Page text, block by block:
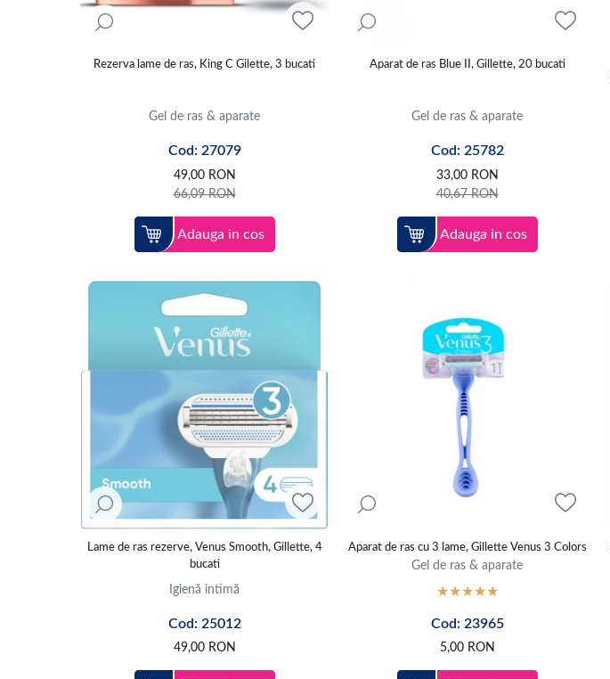
Rezerva lame de ras, King C Gilette, 3 bucati
Gel de ras & aparate
Cod: 27079
49,00 RON
66,09RON
Adauga in cos
Aparat de ras Blue II, Gillette, 20 bucati
Gel de ras & aparate
Cod: 25782
33,00 RON
40,67RON
Adauga in cos
Lame de ras rezerve, Venus Smooth, Gillette, 4
bucati
Igienă intimă
Cod: 25012
49,00 RON
Aparat de ras cu 3 lame, Gillette Venus 3 Colors
Gel de ras & aparate
Cod: 23965
5,00 RON